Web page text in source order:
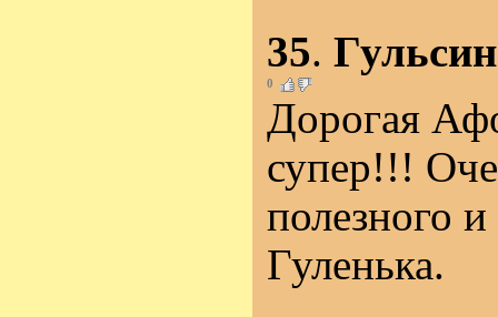
35.
0
Дорогая
супер!!!
полезного
Гуленька.